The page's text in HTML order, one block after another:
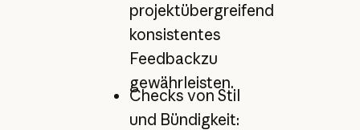
projektübergreifend
konsistentes
Feedbackzu
gewährleisten.
Checks von Stil
und Bündigkeit: